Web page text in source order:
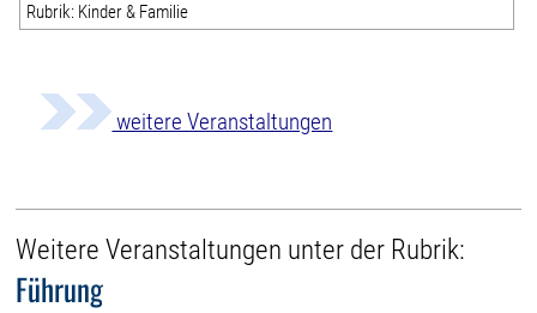
Rubrik: Kinder & Familie
weitere Veranstaltungen
Weitere Veranstaltungen unter der Rubrik:
Führung